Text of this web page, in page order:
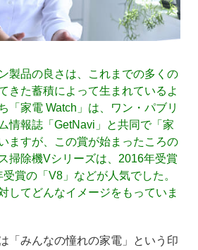
製品の良さは、これまでの多くの
きた蓄積によって生まれているよ
「家電 Watch」は、ワン・パブリ
情報誌「GetNavi」と共同で「家
ますが、この賞が始まったころの
掃除機Vシリーズは、2016年受賞
賞の「V8」などが人気でした。
してどんなイメージをもっていま
「みんなの憧れの家電」という印